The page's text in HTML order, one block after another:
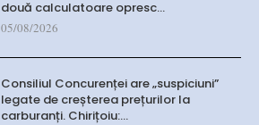
două calculatoare opresc…
05/08/2026
Consiliul Concurenței are „suspiciuni”
legate de creșterea prețurilor la
carburanți. Chirițoiu:…